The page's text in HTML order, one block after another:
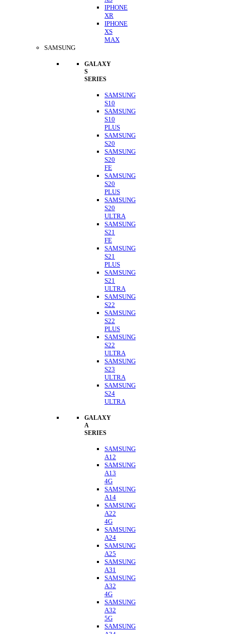
IPHONE
XR
IPHONE
XS
MAX
SAMSUNG
GALAXY
S
SERIES
SAMSUNG
S10
SAMSUNG
S10
PLUS
SAMSUNG
S20
SAMSUNG
S20
FE
SAMSUNG
S20
PLUS
SAMSUNG
S20
ULTRA
SAMSUNG
S21
FE
SAMSUNG
S21
PLUS
SAMSUNG
S21
ULTRA
SAMSUNG
S22
SAMSUNG
S22
PLUS
SAMSUNG
S22
ULTRA
SAMSUNG
S23
ULTRA
SAMSUNG
S24
ULTRA
GALAXY
A
SERIES
SAMSUNG
A12
SAMSUNG
A13
4G
SAMSUNG
A14
SAMSUNG
A22
4G
SAMSUNG
A24
SAMSUNG
A25
SAMSUNG
A31
SAMSUNG
A32
4G
SAMSUNG
A32
5G
SAMSUNG